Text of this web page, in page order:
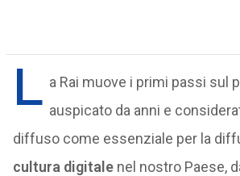
L a Rai muove i primi passi sul
auspicato da anni e
diffuso come essenziale per la
cultura digitalenel nostro Paese,